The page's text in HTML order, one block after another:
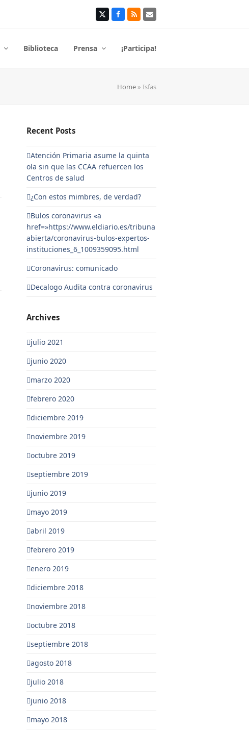
TwitterFacebook
RSS Correo
Biblioteca Prensa ¡Participa!
Home » Isfas
Recent Posts
Atención Primaria asume la quinta
ola sin que las CCAA refuercen los
Centros de salud
¿Con estos mimbres, de verdad?
Bulos coronavirus «a
href=»https://www.eldiario.es/tribuna
abierta/coronavirus-bulos-expertos-
instituciones_6_1009359095.html
Coronavirus: comunicado
Decalogo Audita contra coronavirus
Archives
julio 2021
junio 2020
marzo 2020
febrero 2020
diciembre 2019
noviembre 2019
octubre 2019
septiembre 2019
junio 2019
mayo 2019
abril 2019
febrero 2019
enero 2019
diciembre 2018
noviembre 2018
octubre 2018
septiembre 2018
agosto 2018
julio 2018
junio 2018
mayo 2018